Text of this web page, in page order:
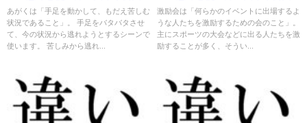
あがくは「手足を動かして、もだえ苦しむ
状況であること」。 手足をバタバタさせ
て、今の状況から逃れようとするシーンで
使います。 苦しみから逃れ...
激励会は「何らかのイベントに出場するよ
うな人たちを激励するための会のこと」。
主にスポーツの大会などに出る人たちを激
励することが多く、そうい...